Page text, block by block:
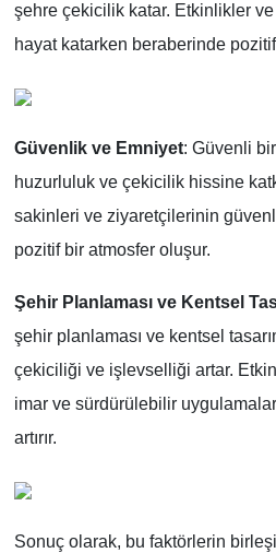
şehre çekicilik katar. Etkinlikler
hayat katarken beraberinde
Güvenlik ve Emniyet: Güvenli
huzurluluk ve çekicilik hissine
sakinleri ve ziyaretçilerinin
pozitif bir atmosfer oluşur.
Şehir Planlaması ve Kentsel
şehir planlaması ve kentsel
çekiciliği ve işlevselliği artar.
imar ve sürdürülebilir
artırır.
Sonuç olarak, bu faktörlerin